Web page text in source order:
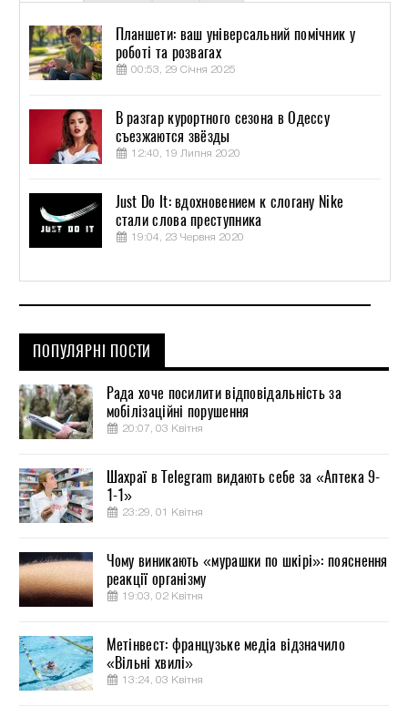
Планшети: ваш універсальний помічник у
роботі та розвагах
00:53, 29 Січня 2025
В разгар курортного сезона в Одессу
съезжаются звёзды
12:40, 19 Липня 2020
Just Do It: вдохновением к слогану Nike
стали слова преступника
19:04, 23 Червня 2020
ПОПУЛЯРНІ ПОСТИ
Рада хоче посилити відповідальність за
мобілізаційні порушення
20:07, 03 Квітня
Шахраї в Telegram видають себе за «Аптека 9-
1-1»
23:29, 01 Квітня
Чому виникають «мурашки по шкірі»: пояснення
реакції організму
19:03, 02 Квітня
Метінвест: французьке медіа відзначило
«Вільні хвилі»
13:24, 03 Квітня